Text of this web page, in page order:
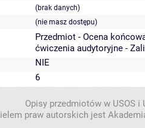
(brak danych)
(nie masz dostępu)
Przedmiot - Ocena
ćwiczenia audytoryjne -
NIE
6
Opisy przedmiotów w USOS
praw autorskich jest